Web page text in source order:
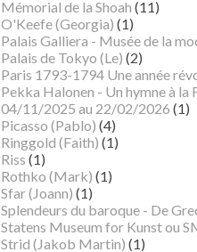
Mémorial de la Shoah (11)
O'Keefe (Georgia) (1)
Palais Galliera - Musée de la
Palais de Tokyo (Le) (2)
Paris 1793-1794 Une année
Pekka Halonen - Un hymne à la
04/11/2025 au 22/02/2026 (1)
Picasso (Pablo) (4)
Ringgold (Faith) (1)
Riss (1)
Rothko (Mark) (1)
Sfar (Joann) (1)
Splendeurs du baroque - De
Statens Museum for Kunst ou
Strid (Jakob Martin) (1)